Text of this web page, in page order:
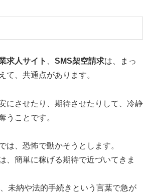
求人サイト SMS架空請求は、まっ
て、共通点があります。
にさせたり、期待させたりして、冷静
うことです。
は、恐怖で動かそうとします。
、簡単に稼げる期待で近づいてきま
未納や法的手続きという言葉で急が